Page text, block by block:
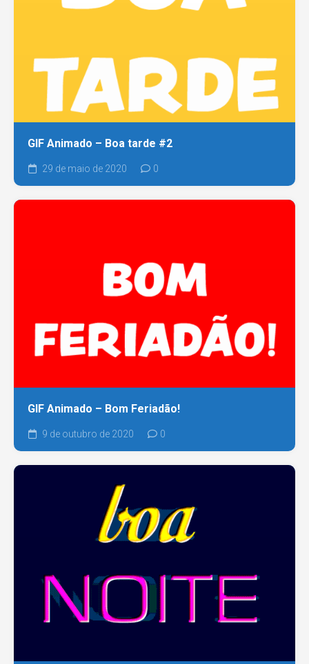
GIF Animado – Boa tarde #2
29 de maio de 2020 0
GIF Animado – Bom Feriadão!
9 de outubro de 2020 0